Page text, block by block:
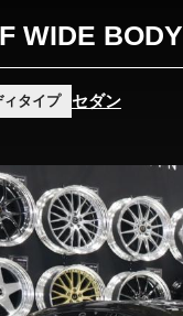
WIDE BODY
ィタイプ セダン